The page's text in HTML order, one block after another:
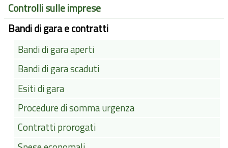
Controlli sulle imprese
Bandi di gara e contratti
Bandi di gara aperti
Bandi di gara scaduti
Esiti di gara
Procedure di somma urgenza
Contratti prorogati